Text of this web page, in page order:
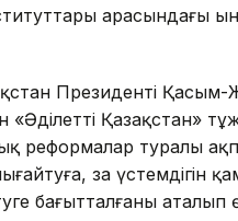
арасындағы
Президенті Қасым-
«Әділетті Қазақстан»
реформалар туралы
заң үстемдігін
бағытталғаны аталып